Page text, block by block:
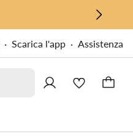
Scarica l'app Assistenza